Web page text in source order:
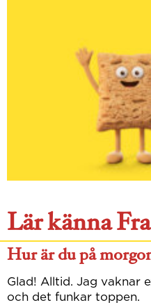
Lär känna
Hur är du på
Glad! Alltid. Jag vaknar
och det funkar toppen.